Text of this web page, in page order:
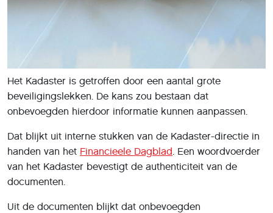
Het Kadaster is getroffen door een aantal grote
beveiligingslekken. De kans zou bestaan dat
onbevoegden hierdoor informatie kunnen aanpassen.
Dat blijkt uit interne stukken van de Kadaster-directie in
handen van het Financieele Dagblad. Een woordvoerder
van het Kadaster bevestigt de authenticiteit van de
documenten.
Uit de documenten blijkt dat onbevoegden